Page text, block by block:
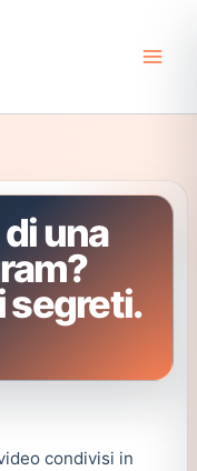
una
segreti.
condivisi in